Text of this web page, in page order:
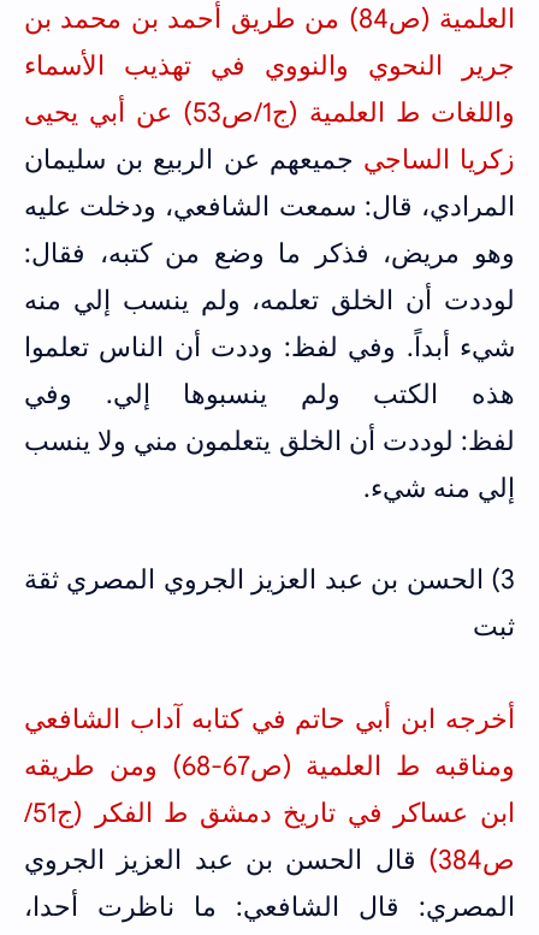
العلمية (ص84) من طريق أحمد بن محمد بن
جرير النحوي والنووي في تهذيب الأسماء
واللغات ط العلمية (ج1/ص53)
عن أبي يحيى
زكريا الساجي جميعهم عن الربيع بن سليمان
المرادي، قال: سمعت الشافعي، ودخلت عليه
وهو مريض، فذكر ما وضع من كتبه، فقال:
لوددت أن الخلق تعلمه، ولم ينسب إلي منه
شيء أبداً. وفي لفظ: ‌وددت أن الناس تعلموا
هذه الكتب ولم ينسبوها إلي. وفي
لفظ: لوددت أن الخلق يتعلمون مني ولا ينسب
إلي منه شيء.
3) الحسن بن عبد العزيز الجروي المصري ثقة
ثبت
أخرجه ابن أبي حاتم في كتابه آداب الشافعي
ومناقبه ط العلمية (ص67-68) ومن طريقه
ابن عساكر في تاريخ دمشق ط الفكر (ج51/
ص384)
قال الحسن بن عبد العزيز الجروي
المصري: قال الشافعي: ما ناظرت أحدا،